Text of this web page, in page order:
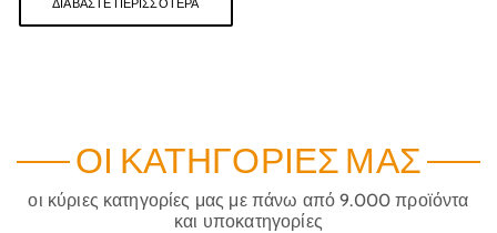
ΔΙΑΒΆΣΤΕ ΠΕΡΙΣΣΌΤΕΡΑ
ΟΙ ΚΑΤΗΓΟΡΊΕΣ ΜΑΣ
οι κύριες κατηγορίες μας με πάνω από 9.000 προϊόντα
και υποκατηγορίες